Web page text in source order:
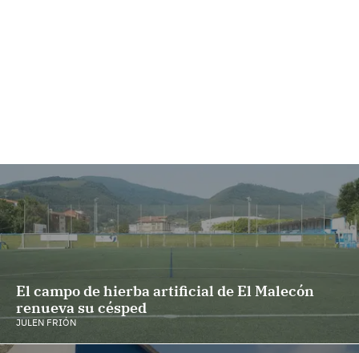
El campo de hierba artificial de El Malecón
renueva su césped
JULEN FRIÓN